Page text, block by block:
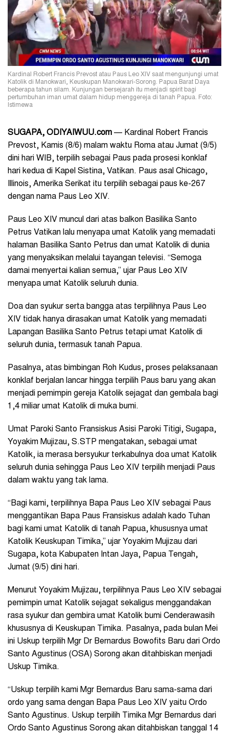
Kardinal Robert Francis Prevost atau Paus Leo XIV saat mengunjungi umat
Katolik di Manokwari, Keuskupan Manokwari-Sorong. Papua Barat Daya
beberapa tahun silam. Kunjungan bersejarah itu menjadi spirit bagi
pertumbuhan iman umat dalam hidup menggereja di tanah Papua. Foto:
Istimewa
SUGAPA, ODIYAIWUU.com — Kardinal Robert Francis
Prevost, Kamis (8/6) malam waktu Roma atau Jumat (9/5)
dini hari WIB, terpilih sebagai Paus pada prosesi konklaf
hari kedua di Kapel Sistina, Vatikan. Paus asal Chicago,
Illinois, Amerika Serikat itu terpilih sebagai paus ke-267
dengan nama Paus Leo XIV.
Paus Leo XIV muncul dari atas balkon Basilika Santo
Petrus Vatikan lalu menyapa umat Katolik yang memadati
halaman Basilika Santo Petrus dan umat Katolik di dunia
yang menyaksikan melalui tayangan televisi. “Semoga
damai menyertai kalian semua,” ujar Paus Leo XIV
menyapa umat Katolik seluruh dunia.
Doa dan syukur serta bangga atas terpilihnya Paus Leo
XIV tidak hanya dirasakan umat Katolik yang memadati
Lapangan Basilika Santo Petrus tetapi umat Katolik di
seluruh dunia, termasuk tanah Papua.
Pasalnya, atas bimbingan Roh Kudus, proses pelaksanaan
konklaf berjalan lancar hingga terpilih Paus baru yang akan
menjadi pemimpin gereja Katolik sejagat dan gembala bagi
1,4 miliar umat Katolik di muka bumi.
Umat Paroki Santo Fransiskus Asisi Paroki Titigi, Sugapa,
Yoyakim Mujizau, S.STP mengatakan, sebagai umat
Katolik, ia merasa bersyukur terkabulnya doa umat Katolik
seluruh dunia sehingga Paus Leo XIV terpilih menjadi Paus
dalam waktu yang tak lama.
“Bagi kami, terpilihnya Bapa Paus Leo XIV sebagai Paus
menggantikan Bapa Paus Fransiskus adalah kado Tuhan
bagi kami umat Katolik di tanah Papua, khususnya umat
Katolik Keuskupan Timika,” ujar Yoyakim Mujizau dari
Sugapa, kota Kabupaten Intan Jaya, Papua Tengah,
Jumat (9/5) dini hari.
Menurut Yoyakim Mujizau, terpilihnya Paus Leo XIV sebagai
pemimpin umat Katolik sejagat sekaligus menggandakan
rasa syukur dan gembira umat Katolik bumi Cenderawasih
khususnya di Keuskupan Timika. Pasalnya, pada bulan Mei
ini Uskup terpilih Mgr Dr Bernardus Bowofits Baru dari Ordo
Santo Agustinus (OSA) Sorong akan ditahbiskan menjadi
Uskup Timika.
“Uskup terpilih kami Mgr Bernardus Baru sama-sama dari
ordo yang sama dengan Bapa Paus Leo XIV yaitu Ordo
Santo Agustinus. Uskup terpilih Timika Mgr Bernardus dari
Ordo Santo Agustinus Sorong akan ditahbiskan tanggal 14